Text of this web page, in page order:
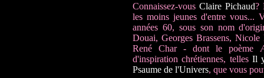
Connaissez-vous Claire Pichaud?
les moins jeunes d'entre vous...
années 60, sous son nom
Douai, Georges Brassens,
René Char - dont le poème
d'inspiration chrétiennes, telles Il
Psaume de l'Univers, que vous